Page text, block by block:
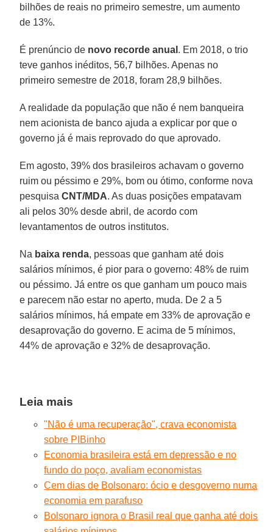
bilhões de reais no primeiro semestre, um aumento
de 13%.
É prenúncio de novo recorde anual . Em 2018, o trio
teve ganhos inéditos, 56,7 bilhões. Apenas no
primeiro semestre de 2018, foram 28,9 bilhões.
A realidade da população que não é nem banqueira
nem acionista de banco ajuda a explicar por que o
governo já é mais reprovado do que aprovado.
Em agosto, 39% dos brasileiros achavam o governo
ruim ou péssimo e 29%, bom ou ótimo, conforme nova
pesquisaCNT/MDA. As duas posições empatavam
ali pelos 30% desde abril, de acordo com
levantamentos de outros institutos.
Na baixa renda, pessoas que ganham até dois
salários mínimos, é pior para o governo: 48% de ruim
ou péssimo. Já entre os que ganham um pouco mais
e parecem não estar no aperto, muda. De 2 a 5
salários mínimos, há empate em 33% de aprovação e
desaprovação do governo. E acima de 5 mínimos,
44% de aprovação e 32% de desaprovação.
Leia mais
"Não é uma recuperação", crava economista
sobre PIBinho
Economia brasileira está em depressão e no
fundo do poço, avaliam economistas
Cem dias de Bolsonaro: ócio e desgoverno numa
economia em parafuso
Bolsonaro ignora o Brasil real que ganha até dois